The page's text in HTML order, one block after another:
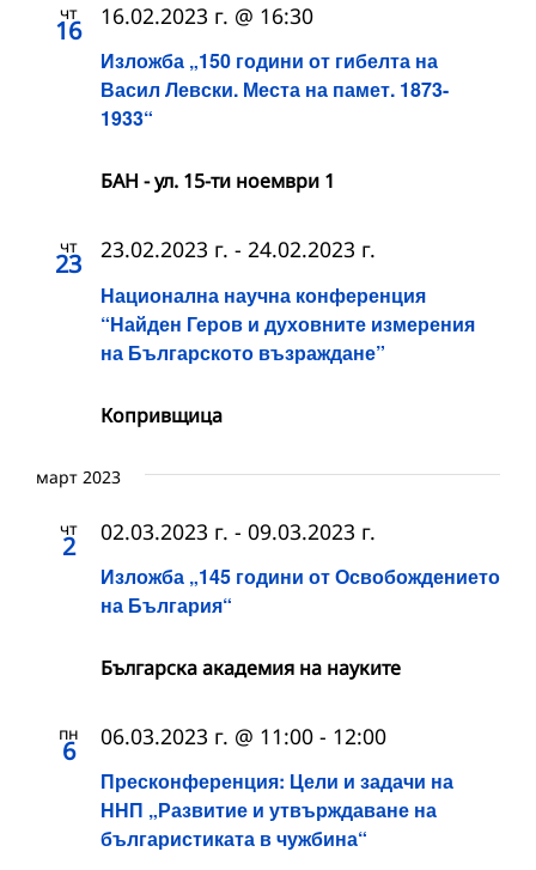
чт
16
Изложба „150 години от гибелта на
Васил Левски. Места на памет. 1873-
1933“
16.02.2023 г. @ 16:30
БАН - ул. 15-ти ноември 1
чт
23
Национална научна конференция
“Найден Геров и духовните измерения
на Българското възраждане”
23.02.2023 г. - 24.02.2023 г.
Копривщица
март 2023
чт
2
Изложба „145 години от Освобождението
на България“
02.03.2023 г. - 09.03.2023 г.
Българска академия на науките
пн
6
Пресконференция: Цели и задачи на
ННП „Развитие и утвърждаване на
българистиката в чужбина“
06.03.2023 г. @ 11:00 - 12:00